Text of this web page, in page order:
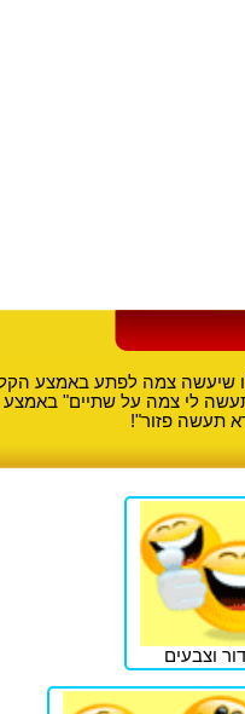
לו שיעשה צמה לפתע באמצע
לי צמה על שתיים"
תעשה פזור"!
וצבעים